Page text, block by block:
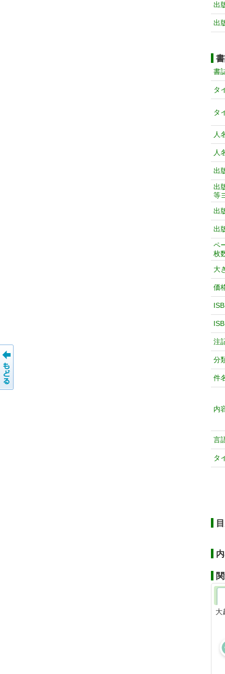
出
出
書
タ
タ
人
人
出
出
等
出
出
ペ
枚
大
価
注
分
件
内
言
タ